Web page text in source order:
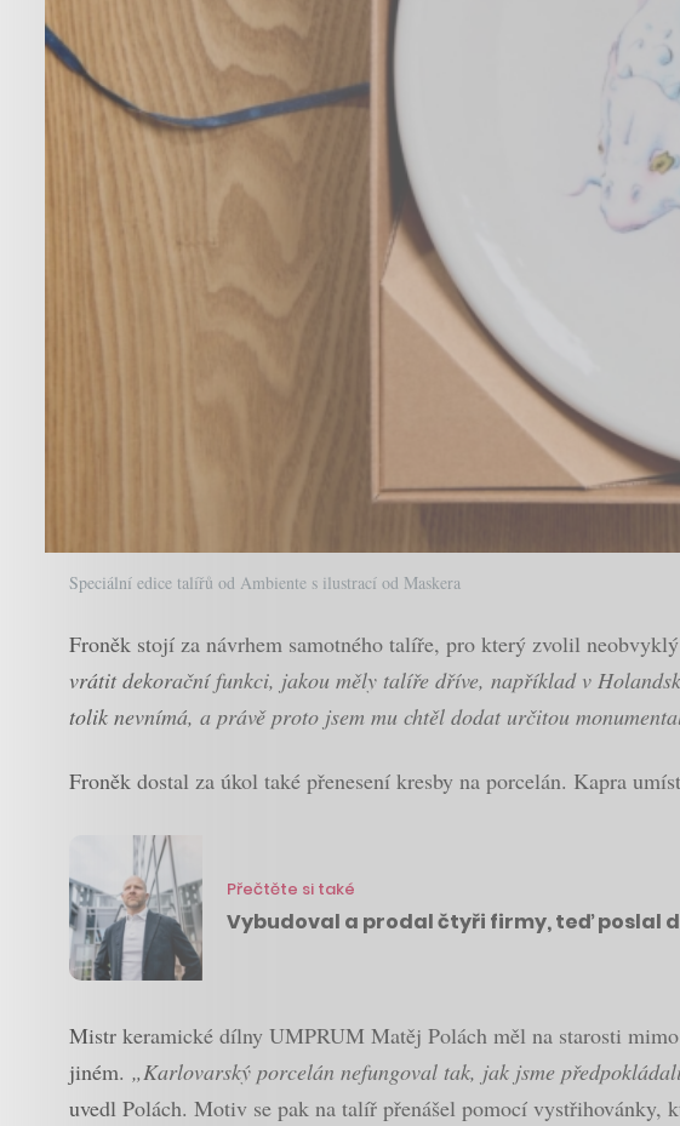
Speciální edice talířů od Ambiente s ilustrací od Maskera
Froněk stojí za návrhem samotného talíře, pro který zvolil
vrátit dekorační funkci, jakou měly talíře dříve, například v
tolik nevnímá, a právě proto jsem mu chtěl dodat určitou
Froněk dostal za úkol také přenesení kresby na porcelán. Kapra
Přečtěte si také
Vybudoval a prodal čtyři firmy, teď poslal
Mistr keramické dílny UMPRUM Matěj Polách měl na starosti
jiném. „Karlovarský porcelán nefungoval tak, jak jsme
uvedl Polách. Motiv se pak na talíř přenášel pomocí vystřihovánky,